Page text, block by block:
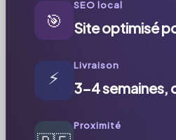
🎯
SEO local
Site optimisé
⚡
Livraison
3-4 semaines,
Proximité